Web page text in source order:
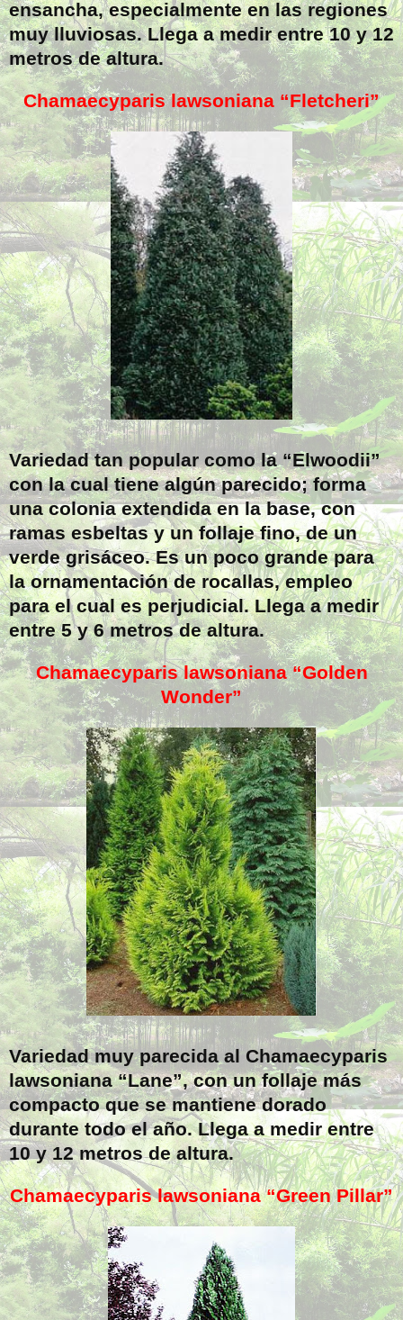
ensancha, especialmente en las regiones
muy lluviosas. Llega a medir entre 10 y 12
metros de altura.
Chamaecyparis lawsoniana “Fletcheri”
Variedad tan popular como la “Elwoodii”
con la cual tiene algún parecido; forma
una colonia extendida en la base, con
ramas esbeltas y un follaje fino, de un
verde grisáceo. Es un poco grande para
la ornamentación de rocallas, empleo
para el cual es perjudicial. Llega a medir
entre 5 y 6 metros de altura.
Chamaecyparis lawsoniana “Golden
Wonder”
Variedad muy parecida al Chamaecyparis
lawsoniana “Lane”, con un follaje más
compacto que se mantiene dorado
durante todo el año. Llega a medir entre
10 y 12 metros de altura.
Chamaecyparis lawsoniana “Green Pillar”